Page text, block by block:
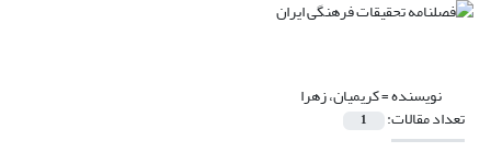
نویسنده =کریمیان، زهرا
تعداد مقالات: 1